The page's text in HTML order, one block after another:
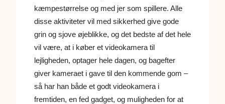
kæmpestørrelse og med jer som spillere. Alle
disse aktiviteter vil med sikkerhed give gode
grin og sjove øjeblikke, og det bedste af det hele
vil være, at i køber et videokamera til
lejligheden, optager hele dagen, og bagefter
giver kameraet i gave til den kommende gom –
så har han både et godt videokamera i
fremtiden, en fed gadget, og muligheden for at